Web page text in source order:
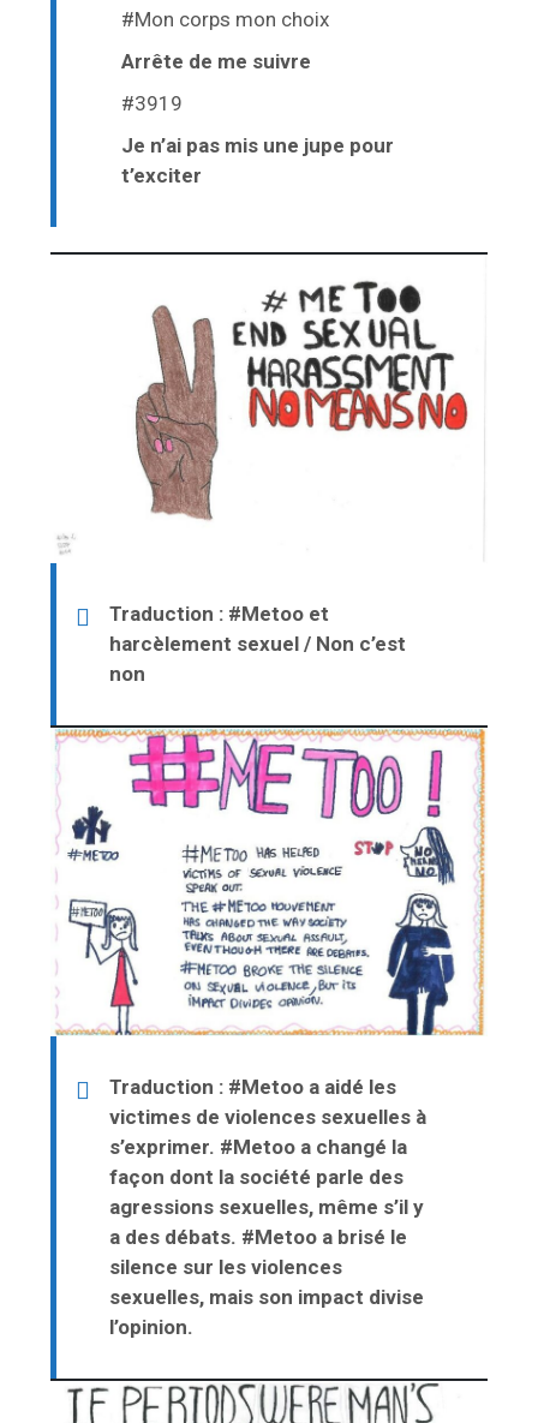
#Mon corps mon choix
Arrête de me suivre
#3919
Je n’ai pas mis une jupe pour
t’exciter
Traduction : #Metoo et
harcèlement sexuel / Non c’est
non
Traduction : #Metoo a aidé les
victimes de violences sexuelles à
s’exprimer. #Metoo a changé la
façon dont la société parle des
agressions sexuelles, même s’il y
a des débats. #Metoo a brisé le
silence sur les violences
sexuelles, mais son impact divise
l’opinion.